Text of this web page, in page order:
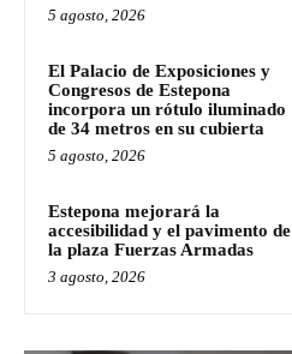
5 agosto, 2026
El Palacio de Exposiciones y
Congresos de Estepona
incorpora un rótulo iluminado
de 34 metros en su cubierta
5 agosto, 2026
Estepona mejorará la
accesibilidad y el pavimento de
la plaza Fuerzas Armadas
3 agosto, 2026